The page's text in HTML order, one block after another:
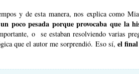
y de esta manera, nos explica como
poco pesada porque provocaba que la
o se estaban resolviendo varias
que el autor me sorprendió. Eso sí, el